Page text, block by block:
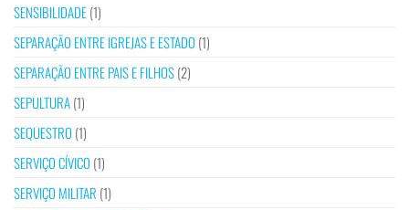
SENSIBILIDADE(1)
SEPARAÇÃO ENTRE IGREJAS E ESTADO (1)
SEPARAÇÃO ENTRE PAIS E FILHOS(2)
SEPULTURA(1)
SEQUESTRO (1)
SERVIÇO CÍVICO (1)
SERVIÇO MILITAR (1)